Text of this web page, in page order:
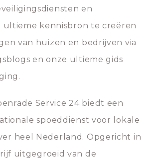
en
kennisbron te creëren
van huizen en bedrijven via
en onze ultieme gids
Service 24 biedt een
spoeddienst voor lokale
heel Nederland. Opgericht in
uitgegroeid van de